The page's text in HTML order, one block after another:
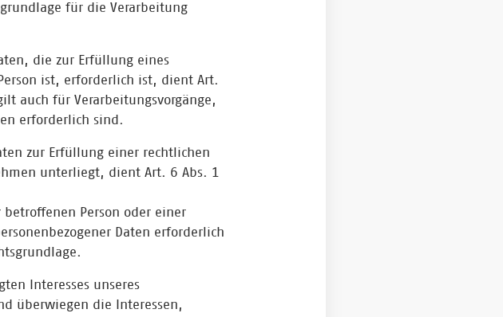
für die Verarbeitung
die zur Erfüllung eines
ist, erforderlich ist, dient Art.
auch für Verarbeitungsvorgänge,
erforderlich sind.
zur Erfüllung einer rechtlichen
unterliegt, dient Art. 6 Abs. 1
Person oder einer
Daten erforderlich
Interesses unseres
überwiegen die Interessen,